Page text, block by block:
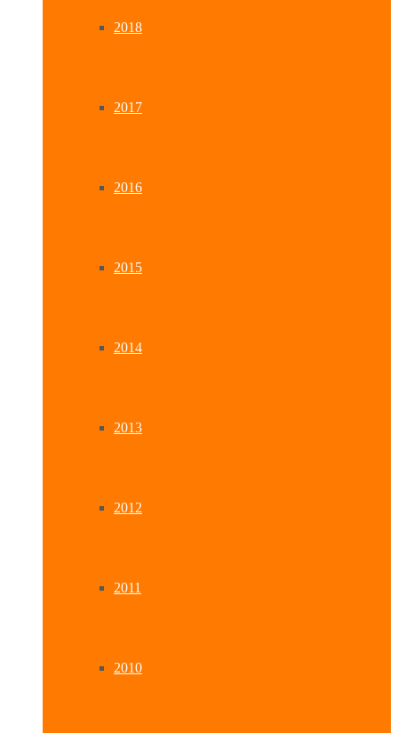
2018
2017
2016
2015
2014
2013
2012
2011
2010